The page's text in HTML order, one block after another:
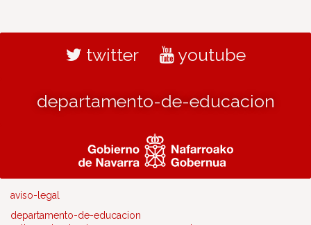
twitter youtube
departamento-de-educacion
aviso-legal
departamento-de-educacion